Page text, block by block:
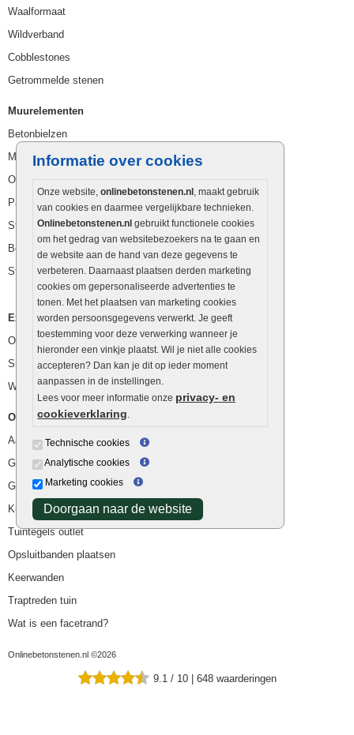
Informatie over cookies
Onze website, onlinebetonstenen.nl , maakt gebruik
van cookies en daarmee vergelijkbare technieken.
Onlinebetonstenen.nl gebruikt functionele cookies
om het gedrag van websitebezoekers na te gaan en
de website aan de hand van deze gegevens te
verbeteren. Daarnaast plaatsen derden marketing
cookies om gepersonaliseerde advertenties te
tonen. Met het plaatsen van marketing cookies
worden persoonsgegevens verwerkt. Je geeft
toestemming voor deze verwerking wanneer je
hieronder een vinkje plaatst. Wil je niet alle cookies
accepteren? Dan kan je dit op ieder moment
aanpassen in de instellingen.
Lees voor meer informatie onze privacy- en
cookieverklaring
Technische cookies
Analytische cookies
Marketing cookies
Doorgaan naar de website
Waalformaat
Wildverband
Cobblestones
Getrommelde stenen
Muurelementen
Betonbielzen
Muurstenen
Opsluitbanden
Palissaden
Stapelblokken
Betonblokken
Stapelstenen
Extra benodigdheden
Ophoogzand
Siergrind en siersplit
Waterafvoer
Overig
Aanbiedingen
Goedkope bestrating
Goedkope tuintegels
Kunstgras
Tuintegels outlet
Opsluitbanden plaatsen
Keerwanden
Traptreden tuin
Wat is een facetrand?
Onlinebetonstenen.nl ©2026
9.1 / 10 | 648 waarderingen